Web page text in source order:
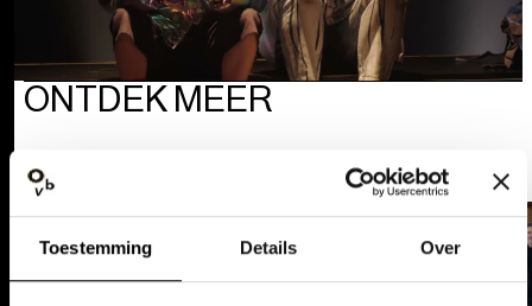
Toestemming Details Over
ONTDEK MEER